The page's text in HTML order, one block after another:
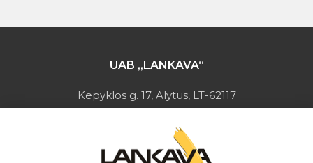
UAB „LANKAVA“
Kepyklos g. 17, Alytus, LT-62117
PVM mokėtojo kodas: LT497282716
A.s.: LT037044060001923651